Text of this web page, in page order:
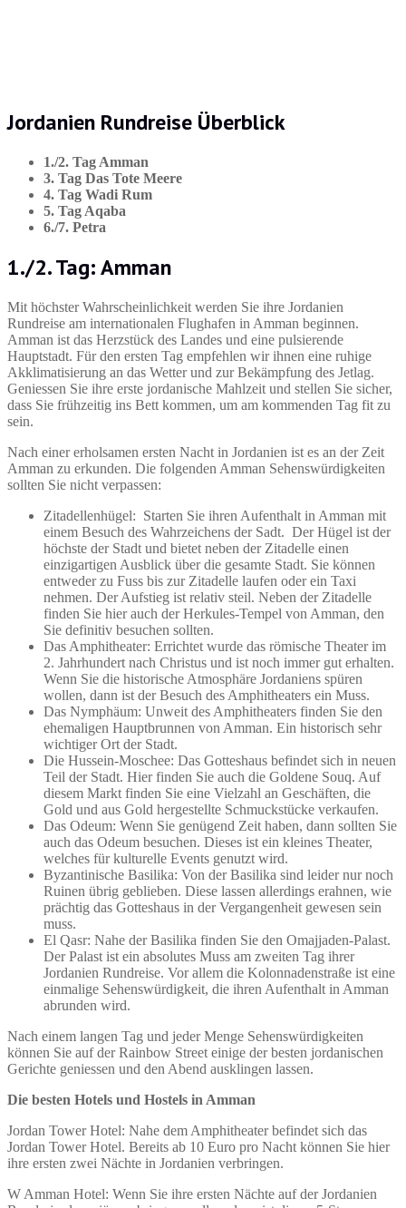
Jordanien Rundreise Überblick
1./2. Tag Amman
3. Tag Das Tote Meere
4. Tag Wadi Rum
5. Tag Aqaba
6./7. Petra
1./2. Tag: Amman
Mit höchster Wahrscheinlichkeit werden Sie ihre Jordanien
Rundreise am internationalen Flughafen in Amman beginnen.
Amman ist das Herzstück des Landes und eine pulsierende
Hauptstadt. Für den ersten Tag empfehlen wir ihnen eine ruhige
Akklimatisierung an das Wetter und zur Bekämpfung des Jetlag.
Geniessen Sie ihre erste jordanische Mahlzeit und stellen Sie sicher,
dass Sie frühzeitig ins Bett kommen, um am kommenden Tag fit zu
sein.
Nach einer erholsamen ersten Nacht in Jordanien ist es an der Zeit
Amman zu erkunden. Die folgenden Amman Sehenswürdigkeiten
sollten Sie nicht verpassen:
Zitadellenhügel: Starten Sie ihren Aufenthalt in Amman mit
einem Besuch des Wahrzeichens der Sadt. Der Hügel ist der
höchste der Stadt und bietet neben der Zitadelle einen
einzigartigen Ausblick über die gesamte Stadt. Sie können
entweder zu Fuss bis zur Zitadelle laufen oder ein Taxi
nehmen. Der Aufstieg ist relativ steil. Neben der Zitadelle
finden Sie hier auch der Herkules-Tempel von Amman, den
Sie definitiv besuchen sollten.
Das Amphitheater: Errichtet wurde das römische Theater im
2. Jahrhundert nach Christus und ist noch immer gut erhalten.
Wenn Sie die historische Atmosphäre Jordaniens spüren
wollen, dann ist der Besuch des Amphitheaters ein Muss.
Das Nymphäum: Unweit des Amphitheaters finden Sie den
ehemaligen Hauptbrunnen von Amman. Ein historisch sehr
wichtiger Ort der Stadt.
Die Hussein-Moschee: Das Gotteshaus befindet sich in neuen
Teil der Stadt. Hier finden Sie auch die Goldene Souq. Auf
diesem Markt finden Sie eine Vielzahl an Geschäften, die
Gold und aus Gold hergestellte Schmuckstücke verkaufen.
Das Odeum: Wenn Sie genügend Zeit haben, dann sollten Sie
auch das Odeum besuchen. Dieses ist ein kleines Theater,
welches für kulturelle Events genutzt wird.
Byzantinische Basilika: Von der Basilika sind leider nur noch
Ruinen übrig geblieben. Diese lassen allerdings erahnen, wie
prächtig das Gotteshaus in der Vergangenheit gewesen sein
muss.
El Qasr: Nahe der Basilika finden Sie den Omajjaden-Palast.
Der Palast ist ein absolutes Muss am zweiten Tag ihrer
Jordanien Rundreise. Vor allem die Kolonnadenstraße ist eine
einmalige Sehenswürdigkeit, die ihren Aufenthalt in Amman
abrunden wird.
Nach einem langen Tag und jeder Menge Sehenswürdigkeiten
können Sie auf der Rainbow Street einige der besten jordanischen
Gerichte geniessen und den Abend ausklingen lassen.
Die besten Hotels und Hostels in Amman
Jordan Tower Hotel: Nahe dem Amphitheater befindet sich das
Jordan Tower Hotel. Bereits ab 10 Euro pro Nacht können Sie hier
ihre ersten zwei Nächte in Jordanien verbringen.
W Amman Hotel: Wenn Sie ihre ersten Nächte auf der Jordanien